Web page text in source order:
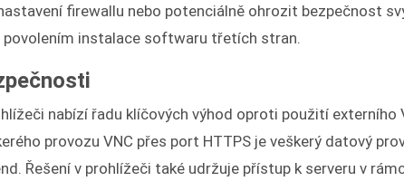
firewallu nebo potenciálně ohrozit bezpečnost
instalace softwaru třetích stran.
nabízí řadu klíčových výhod oproti použití externího
provozu VNC přes port HTTPS je veškerý datový
Řešení v prohlížeči také udržuje přístup k serveru v